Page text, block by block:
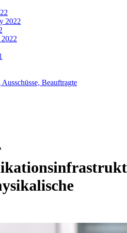
2022
Beauftragte